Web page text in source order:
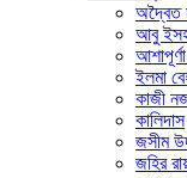
অদ্বৈত
আবু
ইলমা
কাজী
কালিদাস
জসীম
জহির